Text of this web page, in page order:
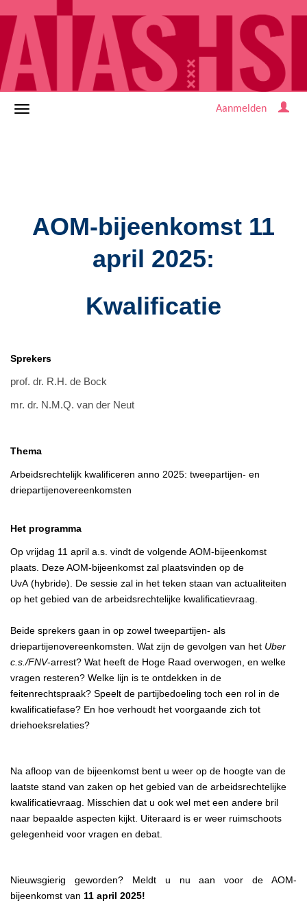
Aanmelden
AOM-bijeenkomst 11
april 2025:
Kwalificatie
Sprekers
prof. dr. R.H. de Bock
mr. dr. N.M.Q. van der Neut
Thema
Arbeidsrechtelijk kwalificeren anno 2025: tweepartijen- en
driepartijenovereenkomsten
Het programma
Op vrijdag 11 april a.s. vindt de volgende AOM-bijeenkomst
plaats. Deze AOM-bijeenkomst zal plaatsvinden op de
UvA (hybride). De sessie zal in het teken staan van actualiteiten
op het gebied van de arbeidsrechtelijke kwalificatievraag.
Beide sprekers gaan in op zowel tweepartijen- als
driepartijenovereenkomsten. Wat zijn de gevolgen van het Uber
c.s./FNV-arrest? Wat heeft de Hoge Raad overwogen, en welke
vragen resteren? Welke lijn is te ontdekken in de
feitenrechtspraak? Speelt de partijbedoeling toch een rol in de
kwalificatiefase? En hoe verhoudt het voorgaande zich tot
driehoeksrelaties?
Na afloop van de bijeenkomst bent u weer op de hoogte van de
laatste stand van zaken op het gebied van de arbeidsrechtelijke
kwalificatievraag. Misschien dat u ook wel met een andere bril
naar bepaalde aspecten kijkt. Uiteraard is er weer ruimschoots
gelegenheid voor vragen en debat.
Nieuwsgierig geworden? Meldt u nu aan voor de AOM-
bijeenkomst van 11 april 2025!